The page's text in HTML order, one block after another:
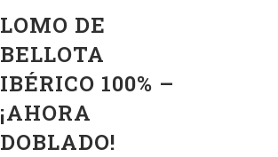
LOMO DE
BELLOTA
IBÉRICO 100% –
¡AHORA
DOBLADO!